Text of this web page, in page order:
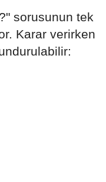
sorusunun tek
Karar verirken